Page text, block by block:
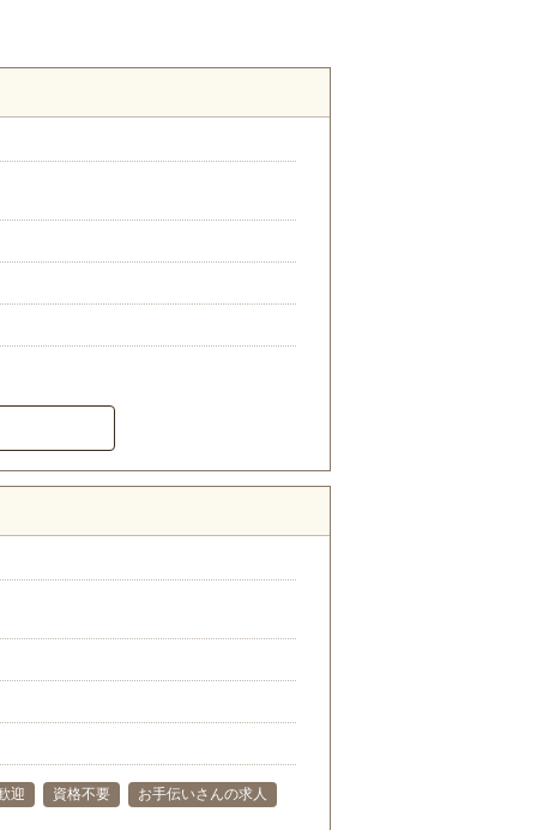
迎 資格不要
お手伝いさんの求人